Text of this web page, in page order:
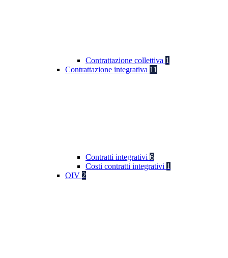
Contrattazione collettiva 1
Contrattazione integrativa 11
Contratti integrativi 6
Costi contratti integrativi 1
OIV 2